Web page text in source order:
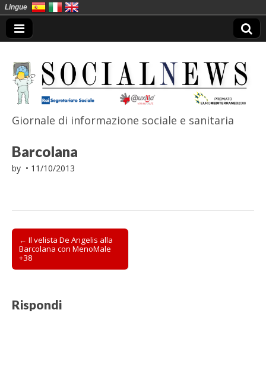
SocialNews
Giornale di informazione sociale e sanitaria
Barcolana
by • 11/10/2013
Post
navigation
← Il velista De Angelis alla
Barcolana con MenoMale
+38
Rispondi
Lingue